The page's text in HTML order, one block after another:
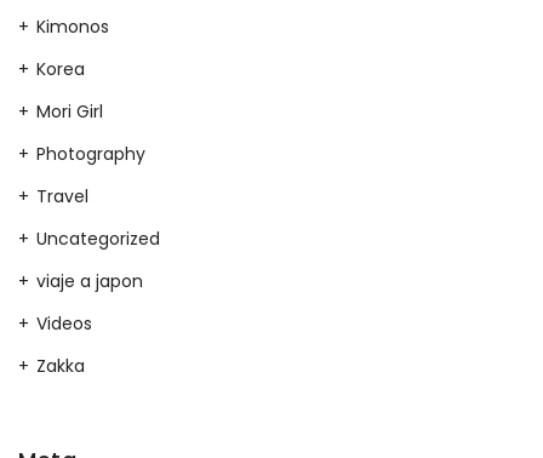
Kimonos
Korea
Mori Girl
Photography
Travel
Uncategorized
viaje a japon
Videos
Zakka